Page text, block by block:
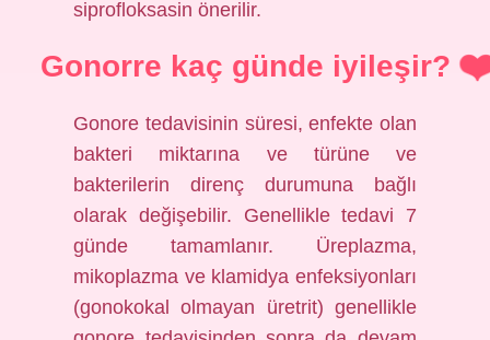
siprofloksasin önerilir.
Gonorre kaç günde iyileşir?
Gonore tedavisinin süresi, enfekte olan
bakteri miktarına ve türüne ve
bakterilerin direnç durumuna bağlı
olarak değişebilir. Genellikle tedavi 7
günde tamamlanır. Üreplazma,
mikoplazma ve klamidya enfeksiyonları
(gonokokal olmayan üretrit) genellikle